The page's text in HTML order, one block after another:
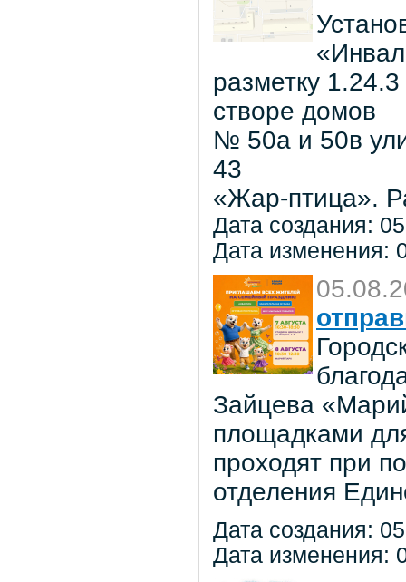
разметку
створе домов
№ 50а и 50в
43
«Жар-птица».
Дата создания:
Дата изменения:
Зайцева
площадками
проходят при
отделения
Дата создания:
Дата изменения: